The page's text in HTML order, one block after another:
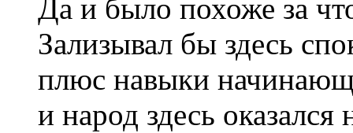
Да и было похоже за
Зализывал бы здесь
плюс навыки
и народ здесь